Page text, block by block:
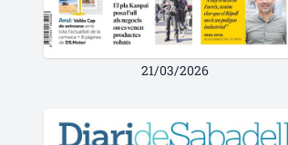
21/03/2026